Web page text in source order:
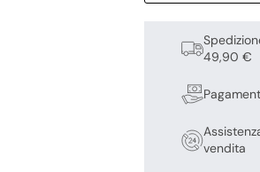
49,90 €
vendita